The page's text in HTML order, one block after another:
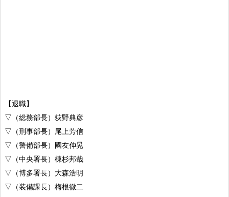
【退職】
▽（総務部長）荻野典彦
▽（刑事部長）尾上芳信
▽（警備部長）國友伸晃
▽（中央署長）棟杉邦哉
▽（博多署長）大森浩明
▽（装備課長）梅根徹二